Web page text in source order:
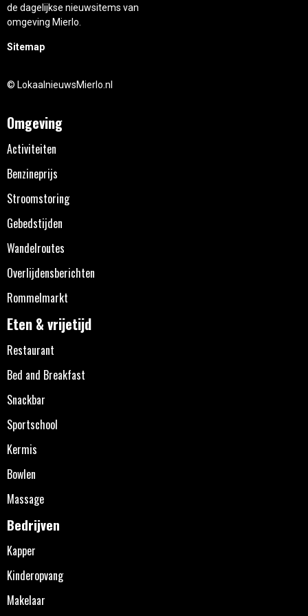
de dagelijkse nieuwsitems van
omgeving Mierlo.
Sitemap
© LokaalnieuwsMierlo.nl
Omgeving
Activiteiten
Benzineprijs
Stroomstoring
Gebedstijden
Wandelroutes
Overlijdensberichten
Rommelmarkt
Eten & vrijetijd
Restaurant
Bed and Breakfast
Snackbar
Sportschool
Kermis
Bowlen
Massage
Bedrijven
Kapper
Kinderopvang
Makelaar